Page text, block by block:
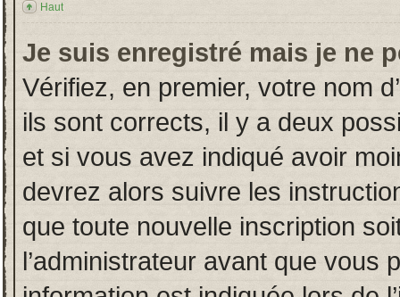
Haut
Je suis enregistré mais je ne
Vérifiez, en premier, votre nom
ils sont corrects, il y a deux
et si vous avez indiqué avoir
devrez alors suivre les
que toute nouvelle inscription
l’administrateur avant que vous